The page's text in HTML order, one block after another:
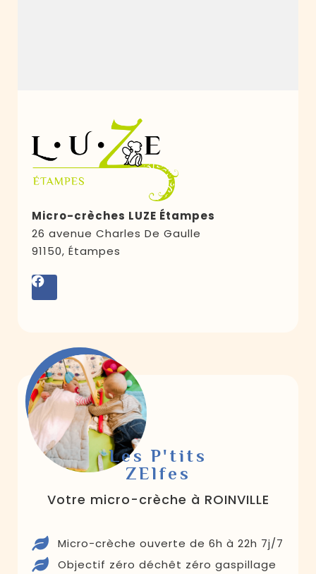
Micro-crèches LUZE Étampes
26 avenue Charles De Gaulle
91150, Étampes
Les P'tits
ZElfes
Votre micro-crèche à ROINVILLE
Micro-crèche ouverte de 6h à 22h 7j/7
Objectif zéro déchêt zéro gaspillage